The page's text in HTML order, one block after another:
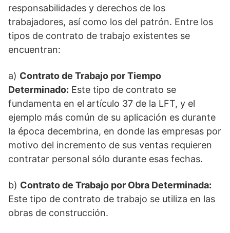
responsabilidades y derechos de los
trabajadores, así como los del patrón. Entre los
tipos de contrato de trabajo existentes se
encuentran:
a) Contrato de Trabajo por Tiempo
Determinado: Este tipo de contrato se
fundamenta en el artículo 37 de la LFT, y el
ejemplo más común de su aplicación es durante
la época decembrina, en donde las empresas por
motivo del incremento de sus ventas requieren
contratar personal sólo durante esas fechas.
b) Contrato de Trabajo por Obra Determinada:
Este tipo de contrato de trabajo se utiliza en las
obras de construcción.